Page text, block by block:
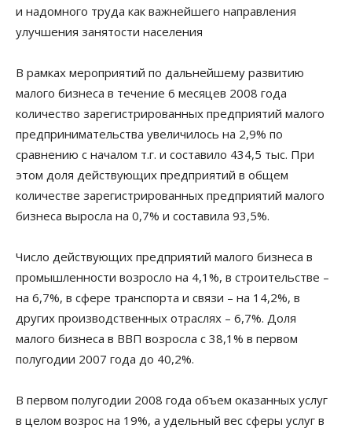
и надомного труда как важнейшего направления
улучшения занятости населения
В рамках мероприятий по дальнейшему развитию
малого бизнеса в течение 6 месяцев 2008 года
количество зарегистрированных предприятий малого
предпринимательства увеличилось на 2,9% по
сравнению с началом т.г. и составило 434,5 тыс. При
этом доля действующих предприятий в общем
количестве зарегистрированных предприятий малого
бизнеса выросла на 0,7% и составила 93,5%.
Число действующих предприятий малого бизнеса в
промышленности возросло на 4,1%, в строительстве –
на 6,7%, в сфере транспорта и связи – на 14,2%, в
других производственных отраслях – 6,7%. Доля
малого бизнеса в ВВП возросла с 38,1% в первом
полугодии 2007 года до 40,2%.
В первом полугодии 2008 года объем оказанных услуг
в целом возрос на 19%, а удельный вес сферы услуг в